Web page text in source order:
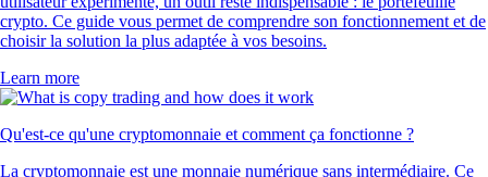
crypto. Ce guide vous permet de comprendre son fonctionnement et de
choisir la solution la plus adaptée à vos besoins.
Learn more
Qu'est-ce qu'une cryptomonnaie et comment ça fonctionne ?
La cryptomonnaie est une monnaie numérique sans intermédiaire. Ce